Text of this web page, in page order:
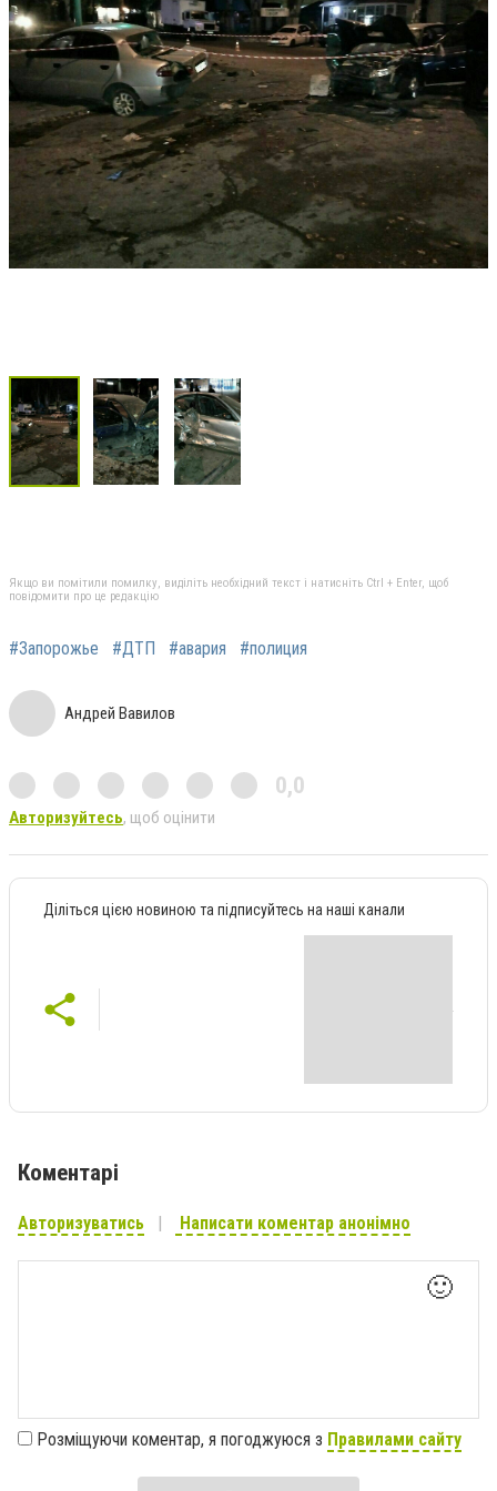
Якщо ви помітили помилку, виділіть необхідний текст і натисніть Ctrl + Enter, щоб
повідомити про це редакцію
#Запорожье #ДТП #авария #полиция
Андрей Вавилов
0,0
Авторизуйтесь, щоб оцінити
Діліться цією новиною та підписуйтесь на наші канали
Коментарі
Авторизуватись Написати коментар анонімно
🙂
Розміщуючи коментар, я погоджуюся з Правилами сайту